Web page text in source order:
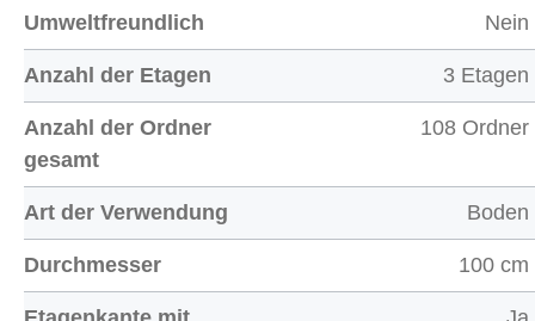
Umweltfreundlich Nein
Anzahl der Etagen 3 Etagen
Anzahl der Ordner
gesamt
108 Ordner
Art der Verwendung Boden
Durchmesser 100 cm